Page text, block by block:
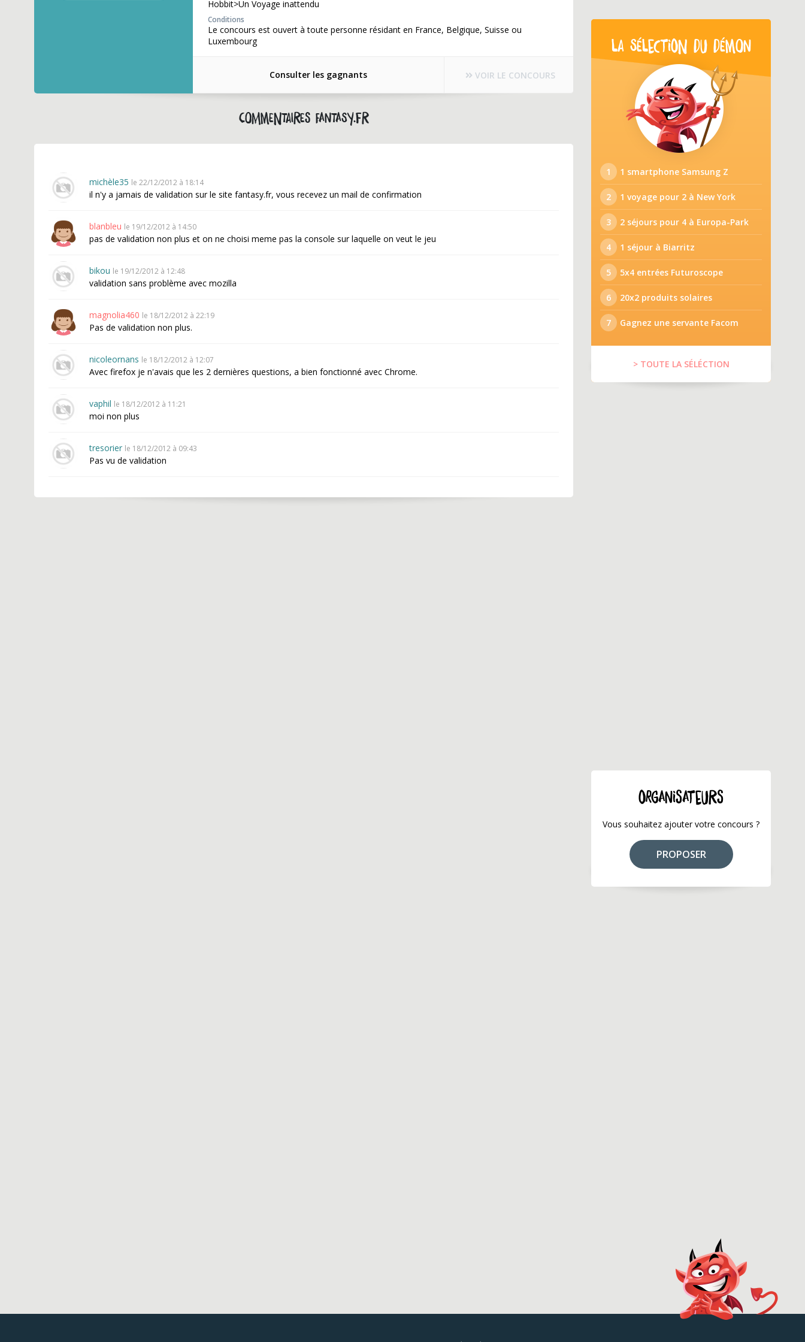
Hobbit>Un Voyage inattendu
Conditions
Le concours est ouvert à toute personne résidant en France, Belgique, Suisse ou
Luxembourg
Consulter les gagnants VOIR LE CONCOURS
Commentaires fantasy.fr
michèle35 le 22/12/2012 à 18:14
il n'y a jamais de validation sur le site fantasy.fr, vous recevez un mail de confirmation
blanbleu le 19/12/2012 à 14:50
pas de validation non plus et on ne choisi meme pas la console sur laquelle on veut le jeu
bikou le 19/12/2012 à 12:48
validation sans problème avec mozilla
magnolia460 le 18/12/2012 à 22:19
Pas de validation non plus.
nicoleornans le 18/12/2012 à 12:07
Avec firefox je n'avais que les 2 dernières questions, a bien fonctionné avec Chrome.
vaphil le 18/12/2012 à 11:21
moi non plus
tresorier le 18/12/2012 à 09:43
Pas vu de validation
LA SÉLECTION DU DÉMON
1 1 smartphone Samsung Z
2 1 voyage pour 2 à New York
3 2 séjours pour 4 à Europa-Park
4 1 séjour à Biarritz
5 5x4 entrées Futuroscope
6 20x2 produits solaires
7 Gagnez une servante Facom
> TOUTE LA SÉLÉCTION
ORGANISATEURS
Vous souhaitez ajouter votre concours ?
PROPOSER